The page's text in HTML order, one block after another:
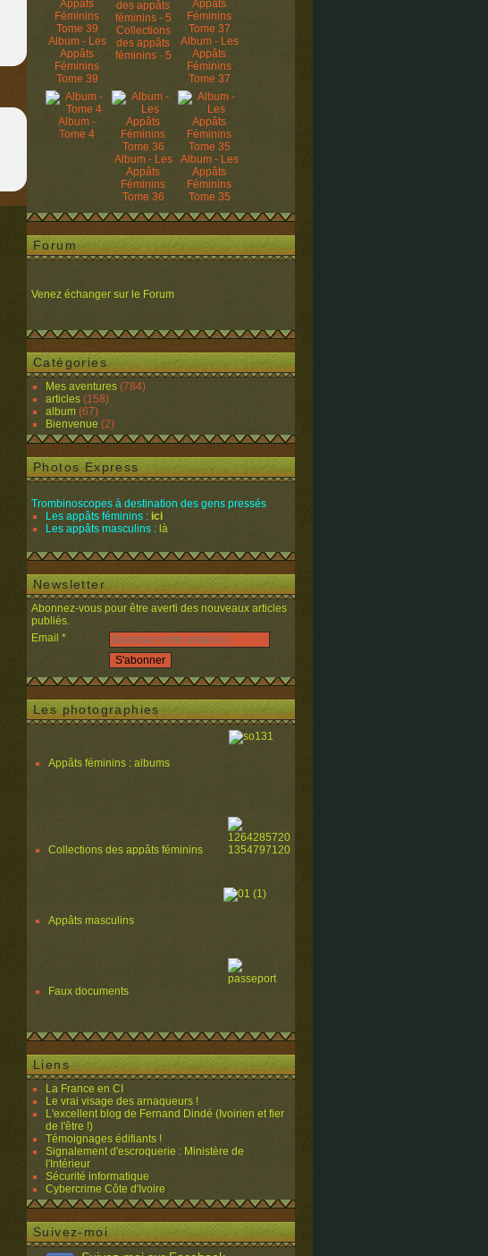
Album - Les
Appâts
Féminins
Tome 39
Collections
des appâts
féminins - 5
Album - Les
Appâts
Féminins
Tome 37
Album -
Tome 4
Album - Les
Appâts
Féminins
Tome 36
Album - Les
Appâts
Féminins
Tome 35
Forum
Venez échanger sur le Forum
Catégories
Mes aventures (784)
articles (158)
album (67)
Bienvenue (2)
Photos Express
Trombinoscopes à destination des gens pressés
Les appâts féminins : ici
Les appâts masculins : là
Newsletter
Abonnez-vous pour être averti des nouveaux articles
publiés.
Email
Les photographies
Appâts féminins : albums
Collections des appâts féminins
Appâts masculins
Faux documents
Liens
La France en CI
Le vrai visage des arnaqueurs !
L'excellent blog de Fernand Dindé (Ivoirien et fier
de l'être !)
Témoignages édifiants !
Signalement d'escroquerie : Ministère de
l'Intérieur
Sécurité informatique
Cybercrime Côte d'Ivoire
Suivez-moi